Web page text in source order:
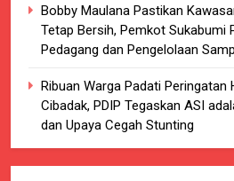
Bobby Maulana Pastikan
Tetap Bersih, Pemkot Sukabumi
Pedagang dan Pengelolaan
Ribuan Warga Padati Peringatan
Cibadak, PDIP Tegaskan ASI
dan Upaya Cegah Stunting